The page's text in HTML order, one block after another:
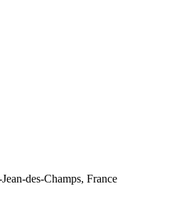
des-Champs, France